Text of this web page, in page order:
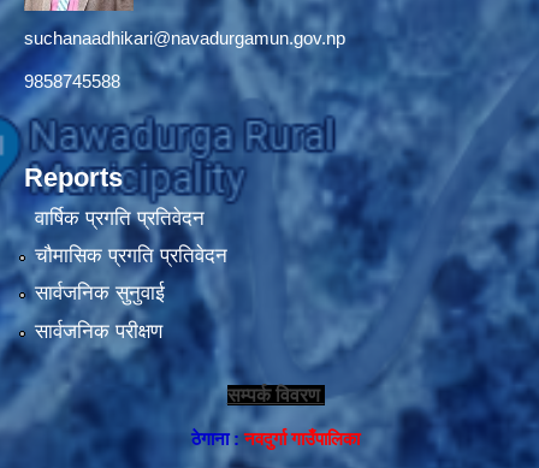
suchanaadhikari@navadurgamun.gov.np
9858745588
Reports
वार्षिक प्रगति प्रतिवेदन
चौमासिक प्रगति प्रतिवेदन
सार्वजनिक सुनुवाई
सार्वजनिक परीक्षण
सम्पर्क विवरण
ठेगाना :नवदुर्गा गाउँपालिका